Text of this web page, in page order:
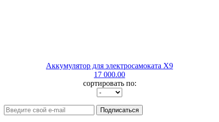
Аккумулятор для электросамоката X9
17 000.00
сортировать по:
Подписаться